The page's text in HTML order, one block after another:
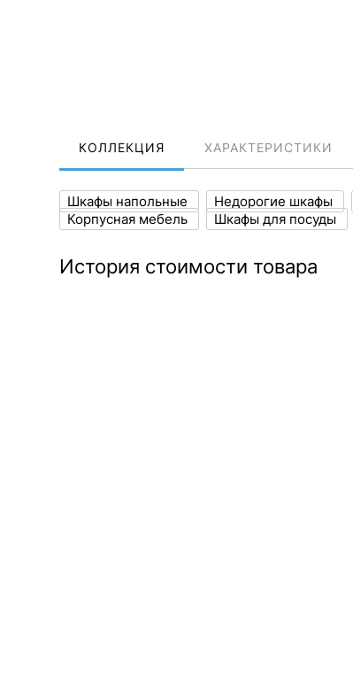
КОЛЛЕКЦИЯ ХАРАКТЕРИСТИКИ
Шкафы напольные Недорогие шкафы
Корпусная мебель
Шкафы для посуды
История стоимости товара